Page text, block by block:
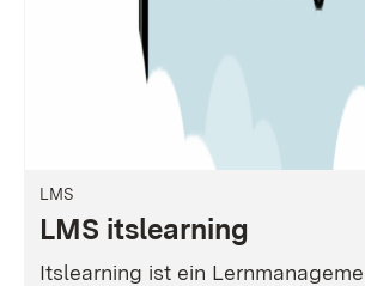
LMS
LMS itslearning
Itslearning ist ein